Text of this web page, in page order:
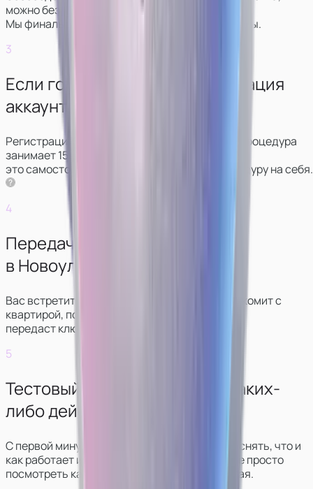
можно без видео.
Мы финально обсудим условия и график работы.
3
Если готовы начать — регистрация
аккаунтов.
Регистрация аккаунтов проходит удаленно: процедура
занимает 15‑20 минут. Можно сделать
это самостоятельно, либо мы возьмём процедуру на себя.
4
Передача ключей от студии
в Новоульяновске.
Вас встретит администратор, который познакомит с
квартирой, покажет, что и где лежит,
передаст ключи.
5
Тестовый рабочий день без каких-
либо действий.
С первой минуты стрима куратор будет объяснять, что и
как работает и что нужно делать. Вы сможете просто
посмотреть как все выглядит, ничего не делая.